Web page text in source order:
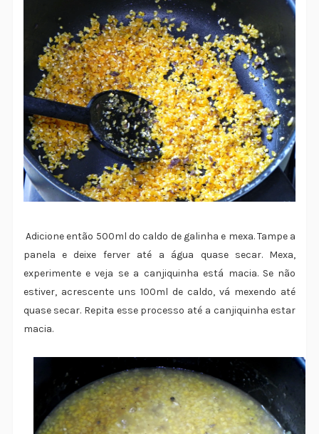
Adicione então 500ml do caldo de galinha e mexa. Tampe a
panela e deixe ferver até a água quase secar. Mexa,
experimente e veja se a canjiquinha está macia. Se não
estiver, acrescente uns 100ml de caldo, vá mexendo até
quase secar. Repita esse processo até a canjiquinha estar
macia.